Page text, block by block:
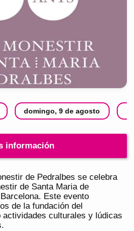
domingo, 9 de agosto
información
de Pedralbes se celebra
de Santa Maria de
Este evento
de la fundación del
actividades culturales y lúdicas